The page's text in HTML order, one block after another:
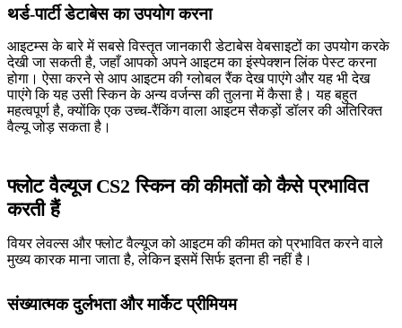
थर्ड-पार्टी डेटाबेस का उपयोग करना
आइटम्स के बारे में सबसे विस्तृत जानकारी डेटाबेस वेबसाइटों का उपयोग करके
देखी जा सकती है, जहाँ आपको अपने आइटम का इंस्पेक्शन लिंक पेस्ट करना
होगा। ऐसा करने से आप आइटम की ग्लोबल रैंक देख पाएंगे और यह भी देख
पाएंगे कि यह उसी स्किन के अन्य वर्जन्स की तुलना में कैसा है। यह बहुत
महत्वपूर्ण है, क्योंकि एक उच्च-रैंकिंग वाला आइटम सैकड़ों डॉलर की अतिरिक्त
वैल्यू जोड़ सकता है।
फ्लोट वैल्यूज CS2 स्किन की कीमतों को कैसे प्रभावित
करती हैं
वियर लेवल्स और फ्लोट वैल्यूज को आइटम की कीमत को प्रभावित करने वाले
मुख्य कारक माना जाता है, लेकिन इसमें सिर्फ इतना ही नहीं है।
संख्यात्मक दुर्लभता और मार्केट प्रीमियम